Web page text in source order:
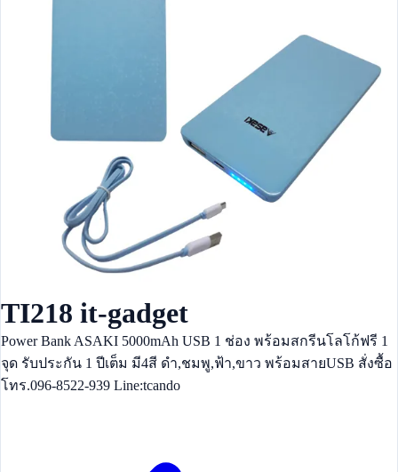
TI218 it-gadget
Power Bank ASAKI 5000mAh USB 1 ช่อง พร้อมสกรีนโลโก้ฟรี 1
จุด รับประกัน 1 ปีเต็ม มี4สี ดำ,ชมพู,ฟ้า,ขาว พร้อมสายUSB สั่งซื้อ
โทร.096-8522-939 Line:tcando